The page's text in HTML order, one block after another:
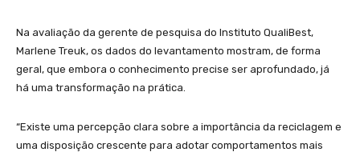
Na avaliação da gerente de pesquisa do Instituto QualiBest,
Marlene Treuk, os dados do levantamento mostram, de forma
geral, que embora o conhecimento precise ser aprofundado, já
há uma transformação na prática.
“Existe uma percepção clara sobre a importância da reciclagem e
uma disposição crescente para adotar comportamentos mais